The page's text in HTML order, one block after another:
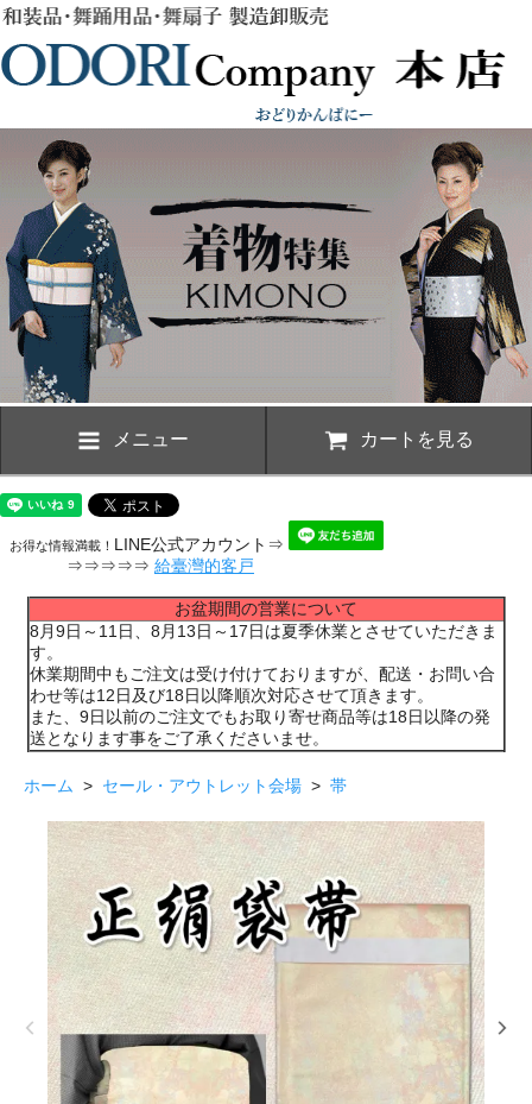
メニュー カートを見る
お得な情報満載！ LINE公式アカウント⇒
⇒⇒⇒⇒⇒ 給臺灣的客戸
お盆期間の営業について
8月9日～11日、8月13日～17日は夏季休業とさせていただきま
す。
休業期間中もご注文は受け付けておりますが、配送・お問い合
わせ等は12日及び18日以降順次対応させて頂きます。
また、9日以前のご注文でもお取り寄せ商品等は18日以降の発
送となります事をご了承くださいませ。
ホーム > セール・アウトレット会場 > 帯